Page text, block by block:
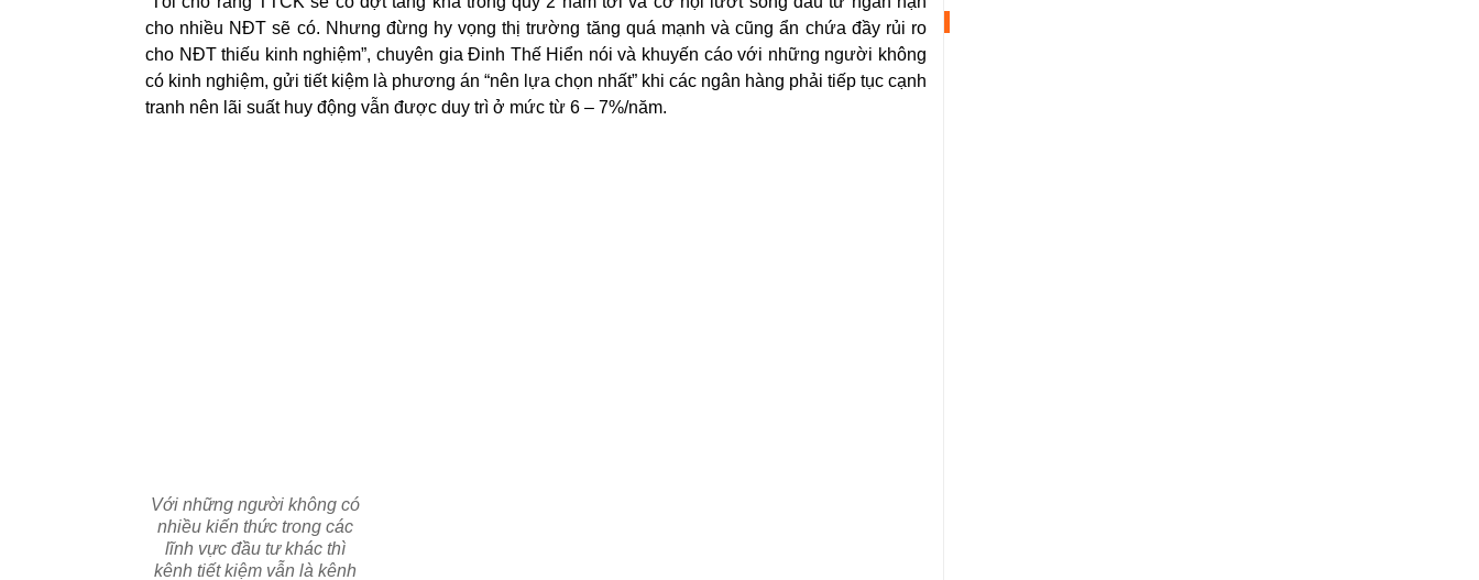
cho nhiều NĐT sẽ có. Nhưng đừng hy vọng thị trường tăng quá mạnh và cũng ẩn chứa đầy rủi ro
cho NĐT thiếu kinh nghiệm”, chuyên gia Đinh Thế Hiển nói và khuyến cáo với những người không
có kinh nghiệm, gửi tiết kiệm là phương án “nên lựa chọn nhất” khi các ngân hàng phải tiếp tục cạnh
tranh nên lãi suất huy động vẫn được duy trì ở mức từ 6 – 7%/năm.
Với những người không có
nhiều kiến thức trong các
lĩnh vực đầu tư khác thì
kênh tiết kiệm vẫn là kênh